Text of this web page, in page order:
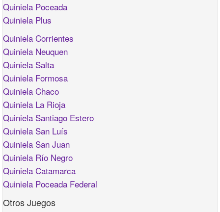
Quiniela Poceada
Quiniela Plus
Quiniela Corrientes
Quiniela Neuquen
Quiniela Salta
Quiniela Formosa
Quiniela Chaco
Quiniela La Rioja
Quiniela Santiago Estero
Quiniela San Luís
Quiniela San Juan
Quiniela Río Negro
Quiniela Catamarca
Quiniela Poceada Federal
Otros Juegos